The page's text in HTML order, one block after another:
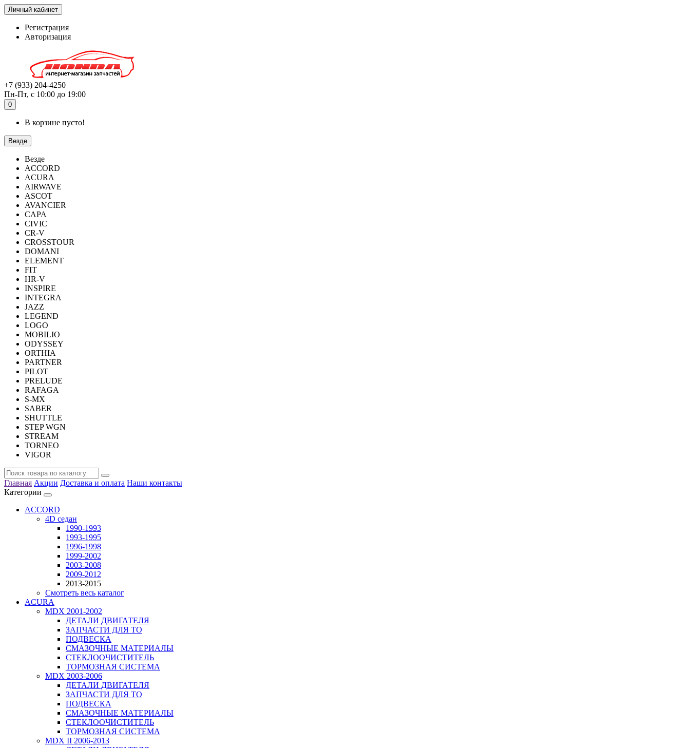
Личный кабинет
Регистрация
Авторизация
+7 (933) 204-4250
Пн-Пт, с 10:00 до 19:00
0
В корзине пусто!
Везде
Везде
ACCORD
ACURA
AIRWAVE
ASCOT
AVANCIER
CAPA
CIVIC
CR-V
CROSSTOUR
DOMANI
ELEMENT
FIT
HR-V
INSPIRE
INTEGRA
JAZZ
LEGEND
LOGO
MOBILIO
ODYSSEY
ORTHIA
PARTNER
PILOT
PRELUDE
RAFAGA
S-MX
SABER
SHUTTLE
STEP WGN
STREAM
TORNEO
VIGOR
Главная Акции Доставка и оплата Наши контакты
Категории
ACCORD
4D седан
1990-1993
1993-1995
1996-1998
1999-2002
2003-2008
2009-2012
2013-2015
Смотреть весь каталог
ACURA
MDX 2001-2002
ДЕТАЛИ ДВИГАТЕЛЯ
ЗАПЧАСТИ ДЛЯ ТО
ПОДВЕСКА
СМАЗОЧНЫЕ МАТЕРИАЛЫ
СТЕКЛООЧИСТИТЕЛЬ
ТОРМОЗНАЯ СИСТЕМА
MDX 2003-2006
ДЕТАЛИ ДВИГАТЕЛЯ
ЗАПЧАСТИ ДЛЯ ТО
ПОДВЕСКА
СМАЗОЧНЫЕ МАТЕРИАЛЫ
СТЕКЛООЧИСТИТЕЛЬ
ТОРМОЗНАЯ СИСТЕМА
MDX II 2006-2013